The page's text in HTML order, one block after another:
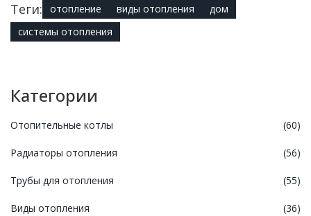
Теги: отопление виды отопления
дом
системы отопления
Категории
Отопительные котлы (60)
Радиаторы отопления (56)
Трубы для отопления (55)
Виды отопления (36)